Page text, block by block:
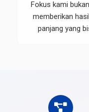
Fokus kami
memberikan
panjang yang